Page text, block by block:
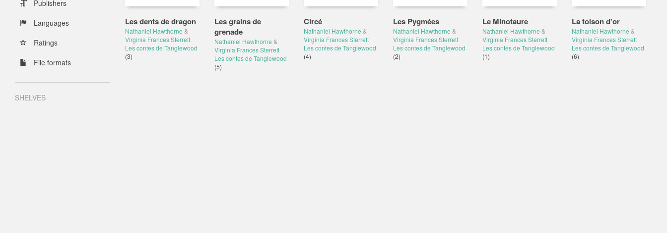
Publishers
Languages
Ratings
File formats
SHELVES
Les dents de dragon
Nathaniel Hawthorne &
Virginia Frances Sterrett
Les contes de Tanglewood
(3)
Les grains de
grenade
Nathaniel Hawthorne &
Virginia Frances Sterrett
Les contes de Tanglewood
(5)
Circé
Nathaniel Hawthorne &
Virginia Frances Sterrett
Les contes de Tanglewood
(4)
Les Pygmées
Nathaniel Hawthorne &
Virginia Frances Sterrett
Les contes de Tanglewood
(2)
Le Minotaure
Nathaniel Hawthorne &
Virginia Frances Sterrett
Les contes de Tanglewood
(1)
La toison d'or
Nathaniel Hawthorne &
Virginia Frances Sterrett
Les contes de Tanglewood
(6)